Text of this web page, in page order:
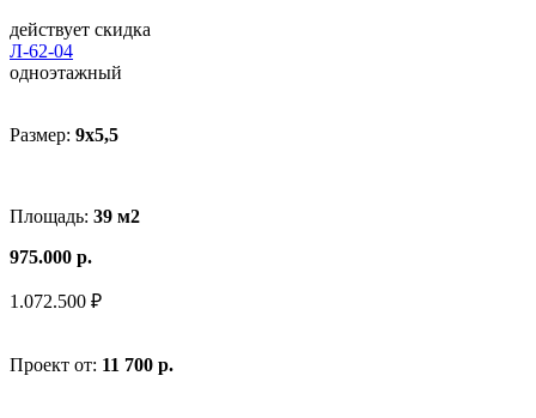
действует скидка
Л-62-04
одноэтажный
Размер: 9x5,5
Площадь: 39 м2
975.000 р.
1.072.500 ₽
Проект от: 11 700 р.